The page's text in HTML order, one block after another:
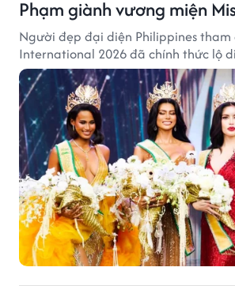
Phạm giành vương miện
Người đẹp đại diện Philippines tham
International 2026 đã chính thức lộ